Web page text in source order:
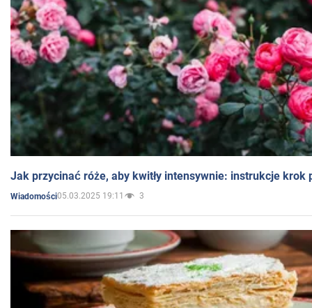
Jak przycinać róże, aby kwitły intensywnie: instrukcje krok
Wiadomości05.03.2025 19:11 3